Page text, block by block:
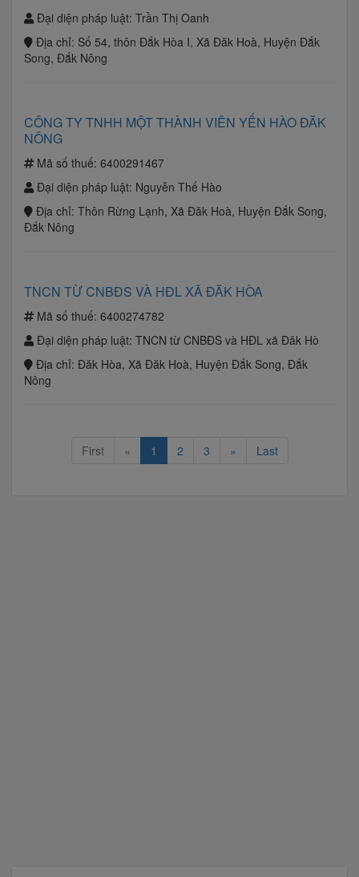
Đại diện pháp luật: Trần Thị Oanh
Địa chỉ: Số 54, thôn Đắk Hòa I, Xã Đăk Hoà, Huyện Đắk
Song, Đắk Nông
CÔNG TY TNHH MỘT THÀNH VIÊN YẾN HÀO ĐĂK
NÔNG
Mã số thuế: 6400291467
Đại diện pháp luật: Nguyễn Thế Hào
Địa chỉ: Thôn Rừng Lạnh, Xã Đăk Hoà, Huyện Đắk Song,
Đắk Nông
TNCN TỪ CNBĐS VÀ HĐL XÃ ĐĂK HÒA
Mã số thuế: 6400274782
Đại diện pháp luật: TNCN từ CNBĐS và HĐL xã Đăk Hò
Địa chỉ: Đăk Hòa, Xã Đăk Hoà, Huyện Đắk Song, Đắk
Nông
First « 1 2 3 » Last